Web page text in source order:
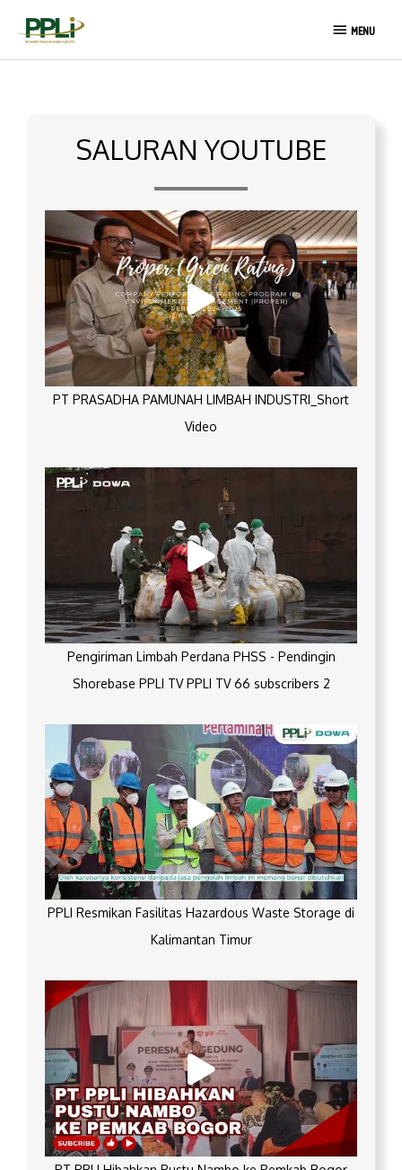
MENU
MENU
SALURAN YOUTUBE
PT PRASADHA PAMUNAH LIMBAH INDUSTRI_Short
Video
Pengiriman Limbah Perdana PHSS - Pendingin
Shorebase PPLI TV PPLI TV 66 subscribers 2
PPLI Resmikan Fasilitas Hazardous Waste Storage di
Kalimantan Timur